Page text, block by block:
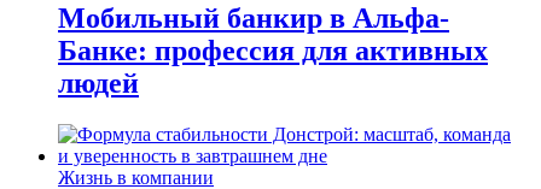
Мобильный банкир в Альфа-
Банке: профессия для активных
людей
Жизнь в компании